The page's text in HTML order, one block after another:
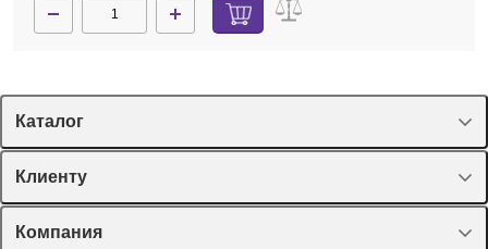
Каталог
Спецпредложения
Оборудование, приборы
Пластик, стекло, принадлежности
Клиенту
Лекторий Диаэм
Компания